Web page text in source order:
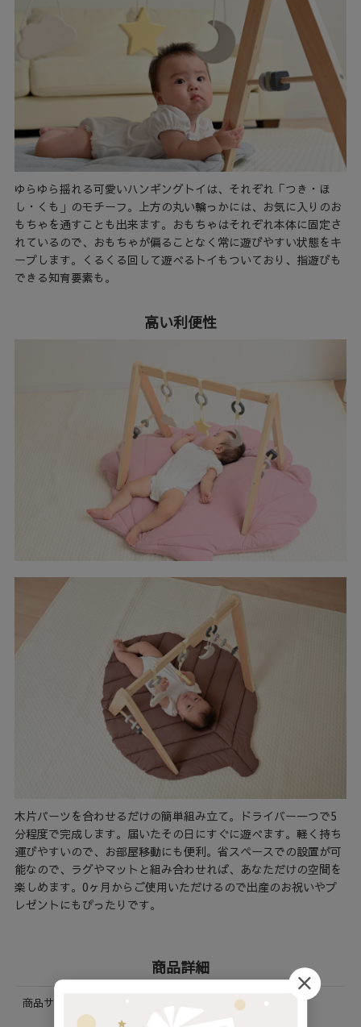
ゆらゆら揺れる可愛いハンギングトイは、それぞれ「つき・ほ
し・くも」のモチーフ。上方の丸い輪っかには、お気に入りのお
もちゃを通すことも出来ます。おもちゃはそれぞれ本体に固定さ
れているので、おもちゃが偏ることなく常に遊びやすい状態をキ
ープします。くるくる回して遊べるトイもついており、指遊びも
できる知育要素も。
高い利便性
木片パーツを合わせるだけの簡単組み立て。ドライバー一つで5
分程度で完成します。届いたその日にすぐに遊べます。軽く持ち
運びやすいので、お部屋移動にも便利。省スペースでの設置が可
能なので、ラグやマットと組み合わせれば、あなただけの空間を
楽しめます。0ヶ月からご使用いただけるので出産のお祝いやプ
レゼントにもぴったりです。
商品詳細
商品サイズ(cm) / 重
幅 60 × 高さ 52 × 奥行き 47 / 1.4 kg